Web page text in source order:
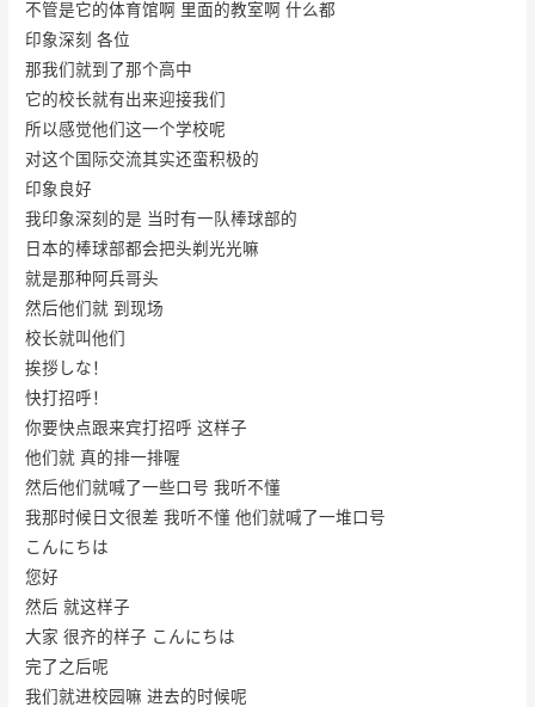
不管是它的体育馆啊 里面的教室啊 什么都
印象深刻 各位
那我们就到了那个高中
它的校长就有出来迎接我们
所以感觉他们这一个学校呢
对这个国际交流其实还蛮积极的
印象良好
我印象深刻的是 当时有一队棒球部的
日本的棒球部都会把头剃光光嘛
就是那种阿兵哥头
然后他们就 到现场
校长就叫他们
挨拶しな！
快打招呼！
你要快点跟来宾打招呼 这样子
他们就 真的排一排喔
然后他们就喊了一些口号 我听不懂
我那时候日文很差 我听不懂 他们就喊了一堆口号
こんにちは
您好
然后 就这样子
大家 很齐的样子 こんにちは
完了之后呢
我们就进校园嘛 进去的时候呢